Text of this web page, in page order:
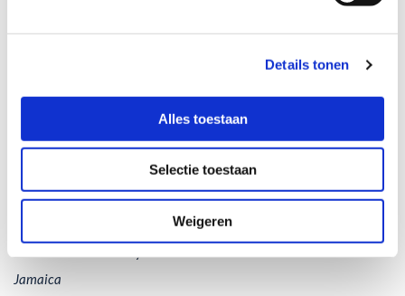
Details tonen
Alles toestaan
Selectie toestaan
Weigeren
Jamaica